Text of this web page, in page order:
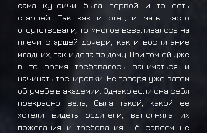
сама куноичи была первой и то есть
старшей. Так как и отец и мать часто
отсутствовали, то многое взваливалось на
плечи старшей дочери, как и воспитание
младших, так и дела по дому. При том ей уже
в то время требовалось заниматься и
начинать тренировки. Не говоря уже затем
об учебе в академии. Однако если она себя
прекрасно вела, была такой, какой её
хотели видеть родители, выполняла их
пожелания и требования. Её совсем не